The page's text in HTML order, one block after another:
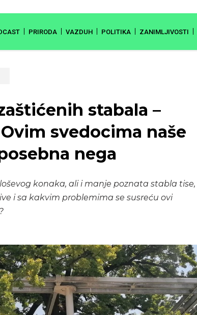
PRIRODA VAZDUH POLITIKA ZANIMLJIVOSTI
stabala –
svedocima naše
nega
konaka, ali i manje poznata stabla tise,
i sa kakvim problemima se susreću ovi